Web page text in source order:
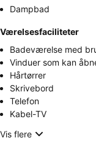
Dampbad
Værelsesfaciliteter
Badeværelse med
Vinduer som kan
Hårtørrer
Skrivebord
Telefon
Kabel-TV
Vis flere